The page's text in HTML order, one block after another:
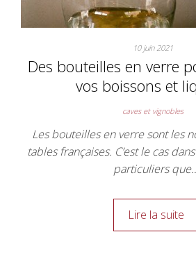
10 juin 2021
Des bouteilles en verre
vos boissons et
caves et vignobles
Les bouteilles en verre sont les
tables françaises. C’est le cas
particuliers
Lire la suite